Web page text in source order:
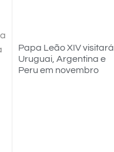
Papa Leão XIV visitará
Uruguai, Argentina e
Peru em novembro